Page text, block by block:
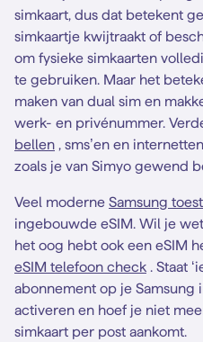
simkaart, dus dat betekent
simkaartje kwijtraakt of
om fysieke simkaarten
te gebruiken. Maar het
maken van dual sim en
werk- en privénummer.
bellen , sms’en en
zoals je van Simyo gewend
Veel moderne Samsung
ingebouwde eSIM. Wil je
het oog hebt ook een eSIM
eSIM telefoon check . Staat
abonnement op je Samsung
activeren en hoef je niet
simkaart per post aankomt.